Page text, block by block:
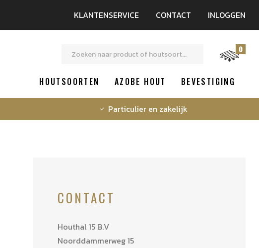
KLANTENSERVICE CONTACT INLOGGEN
0
HOUTSOORTEN AZOBE HOUT BEVESTIGING
Particulier en zakelijk
CONTACT
Houthal 15 B.V
Noorddammerweg 15